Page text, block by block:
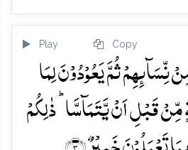
Play Copy
نِّسَآئِہِمۡ ثُمَّ یَعُوۡدُوۡنَ لِمَا
مِّنۡ قَبۡلِ اَنۡ یَّتَمَآسَّا ؕ ذٰلِکُمۡ